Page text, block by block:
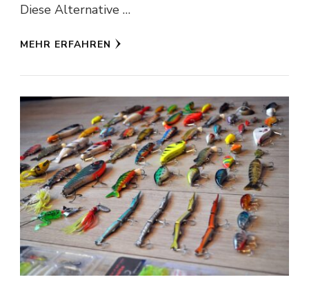
Diese Alternative …
MEHR ERFAHREN